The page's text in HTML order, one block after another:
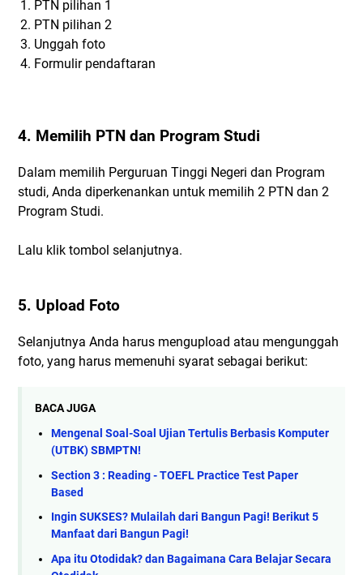
PTN pilihan 1
PTN pilihan 2
Unggah foto
Formulir pendaftaran
4. Memilih PTN dan Program Studi
Dalam memilih Perguruan Tinggi Negeri dan Program
studi, Anda diperkenankan untuk memilih 2 PTN dan 2
Program Studi.
Lalu klik tombol selanjutnya.
5. Upload Foto
Selanjutnya Anda harus mengupload atau mengunggah
foto, yang harus memenuhi syarat sebagai berikut:
BACA JUGA
Mengenal Soal-Soal Ujian Tertulis Berbasis Komputer
(UTBK) SBMPTN!
Section 3 : Reading - TOEFL Practice Test Paper
Based
Ingin SUKSES? Mulailah dari Bangun Pagi! Berikut 5
Manfaat dari Bangun Pagi!
Apa itu Otodidak? dan Bagaimana Cara Belajar Secara